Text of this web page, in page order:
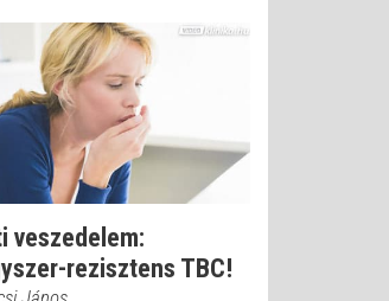
veszedelem:
rezisztens TBC!